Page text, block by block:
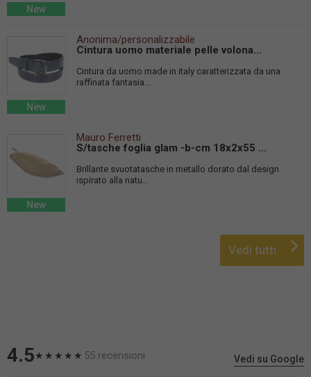
New
New
Anonima/personalizzabile
Cintura uomo materiale pelle volona...
Cintura da uomo made in italy caratterizzata da una
raffinata fantasia...
New
Mauro Ferretti
S/tasche foglia glam -b-cm 18x2x55 ...
Brillante svuotatasche in metallo dorato dal design
ispirato alla natu...
Vedi tutti
4.5★★★★★ 55 recensioni Vedi su Google